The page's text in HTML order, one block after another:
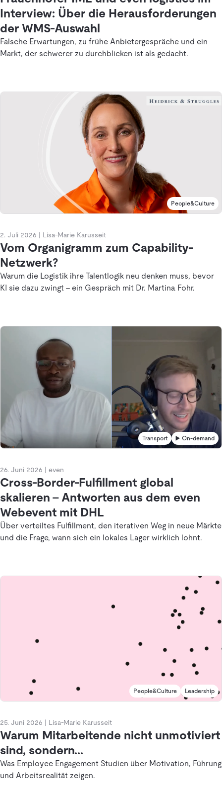
Interview: Über die Herausforderungen
der WMS-Auswahl
Falsche Erwartungen, zu frühe Anbietergespräche und ein
Markt, der schwerer zu durchblicken ist als gedacht.
People&Culture
2. Juli 2026 Lisa-Marie Karusseit
Vom Organigramm zum Capability-
Netzwerk?
Warum die Logistik ihre Talentlogik neu denken muss, bevor
KI sie dazu zwingt - ein Gespräch mit Dr. Martina Fohr.
Transport ▶️ On-demand
26. Juni 2026 even
Cross-Border-Fulfillment global
skalieren – Antworten aus dem even
Webevent mit DHL
Über verteiltes Fulfillment, den iterativen Weg in neue Märkte
und die Frage, wann sich ein lokales Lager wirklich lohnt.
People&Culture Leadership
25. Juni 2026 Lisa-Marie Karusseit
Warum Mitarbeitende nicht unmotiviert
sind, sondern...
Was Employee Engagement Studien über Motivation, Führung
und Arbeitsrealität zeigen.